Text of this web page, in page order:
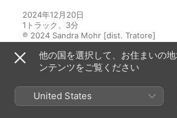
2024年12月20日
1トラック、3分
℗ 2024 Sandra Mohr [dist. Tratore]
他の国を選択して、お住まいの
ンテンツをご覧ください
United States